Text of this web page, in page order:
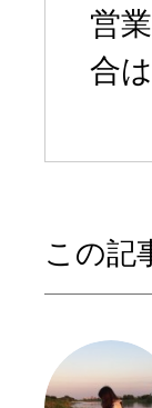
営
合
この記